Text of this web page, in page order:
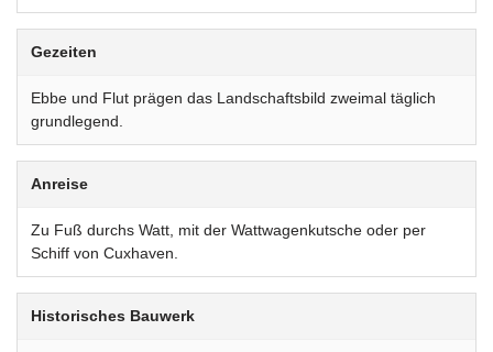
Gezeiten
Ebbe und Flut prägen das Landschaftsbild zweimal täglich
grundlegend.
Anreise
Zu Fuß durchs Watt, mit der Wattwagenkutsche oder per
Schiff von Cuxhaven.
Historisches Bauwerk